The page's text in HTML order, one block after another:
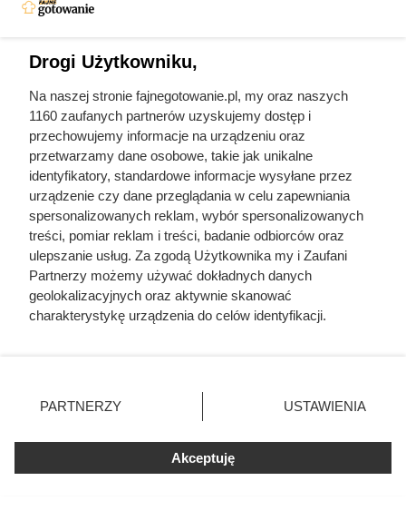
Dziennikarze ujawnili
Drogi Użytkowniku,
Na naszej stronie fajnegotowanie.pl, my oraz naszych
1160 zaufanych partnerów uzyskujemy dostęp i
przechowujemy informacje na urządzeniu oraz
przetwarzamy dane osobowe, takie jak unikalne
identyfikatory, standardowe informacje wysyłane przez
urządzenie czy dane przeglądania w celu zapewniania
spersonalizowanych reklam, wybór spersonalizowanych
treści, pomiar reklam i treści, badanie odbiorców oraz
ulepszanie usług. Za zgodą Użytkownika my i Zaufani
Partnerzy możemy używać dokładnych danych
geolokalizacyjnych oraz aktywnie skanować
charakterystykę urządzenia do celów identyfikacji.
zmienić/wycofać klikając przycisk ustawień prywatności
znajdujący się w lewym dolnym rogu strony
rodzaje przetwarzania danych nie wymagają zgody
użytkownika, ale masz prawo sprzeciwić się takiemu
przetwarzaniu. Preferencje będą miały zastosowania tylko
PARTNERZY USTAWIENIA
Akceptuję